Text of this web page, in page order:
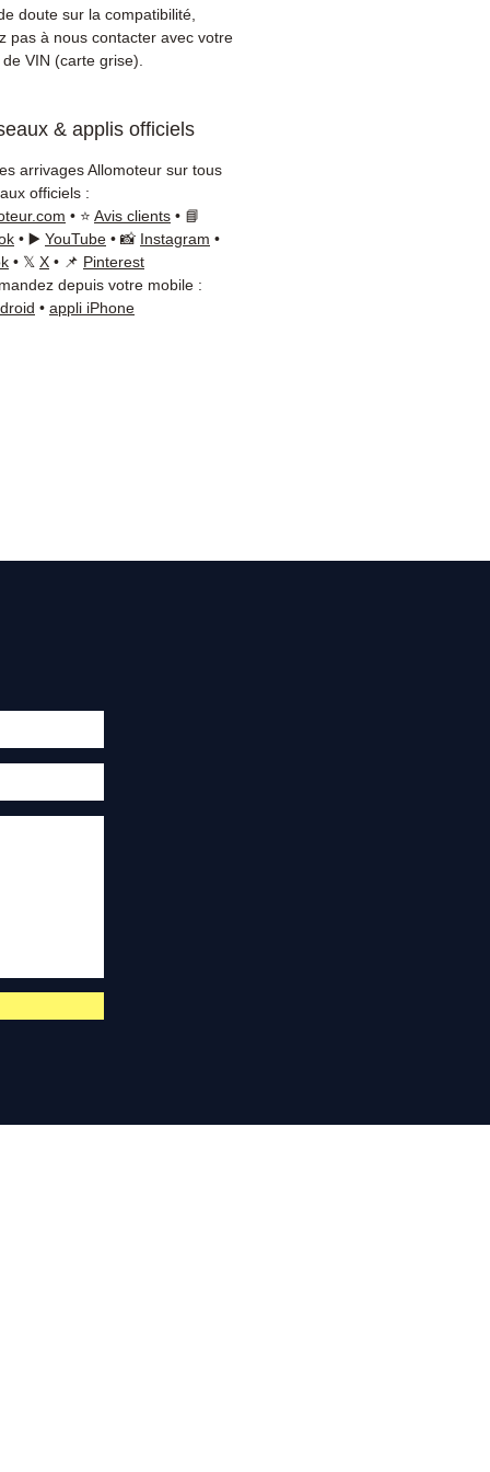
sur votre véhicule
équipe technique reste
par WhatsApp au
ouvrés en France
livraison gratuite
sécurisée. Expédition
(Belgique, Suisse,
Italie, Espagne, Pays-
sur devis. Garantie
pièces — montage par
obligatoire.
doute sur la compatibilité,
pas à nous contacter avec votre
VIN (carte grise).
& applis officiels
arrivages Allomoteur sur tous
officiels :
• ⭐ Avis clients • 📘
• ▶️ YouTube • 📸 Instagram •
• 𝕏 X • 📌 Pinterest
depuis votre mobile :
• appli iPhone